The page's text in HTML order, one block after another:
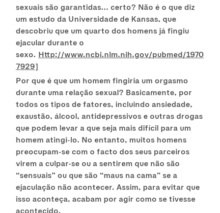
sexuais são garantidas... certo? Não é o que diz
um estudo da Universidade de Kansas, que
descobriu que um quarto dos homens já fingiu
ejacular durante o
sexo. Http://www.ncbi.nlm.nih.gov/pubmed/1970
7929]
Por que é que um homem fingiria um orgasmo
durante uma relação sexual? Basicamente, por
todos os tipos de fatores, incluindo ansiedade,
exaustão, álcool, antidepressivos e outras drogas
que podem levar a que seja mais difícil para um
homem atingi-lo. No entanto, muitos homens
preocupam-se com o facto dos seus parceiros
virem a culpar-se ou a sentirem que não são
“sensuais” ou que são “maus na cama” se a
ejaculação não acontecer. Assim, para evitar que
isso aconteça, acabam por agir como se tivesse
acontecido.